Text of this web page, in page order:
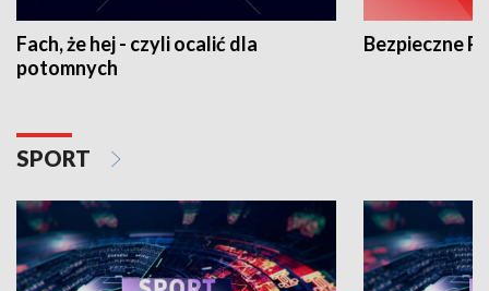
Fach, że hej - czyli ocalić dla
potomnych
Bezpieczne
SPORT